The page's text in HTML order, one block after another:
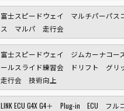
富士スピードウェイ マルチパーパス
ス マルパ 走行会
富士スピードウェイ ジムカーナコ
ールスライド練習会 ドリフト グリ
走行会 技術向上
LINK ECU G4X G4＋ Plug-in ECU フル